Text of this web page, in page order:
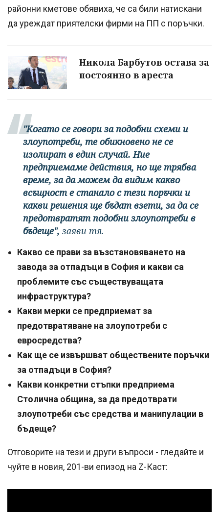
районни кметове обявиха, че са били натискани
да уреждат приятелски фирми на ПП с поръчки.
Никола Барбутов остава за
постоянно в ареста
"Когато се говори за подобни схеми и
злоупотреби, те обикновено не се
изолират в един случай. Ние
предприемаме действия, но ще трябва
време, за да можем да видим какво
всъщност е станало с тези поръчки и
какви решения ще бъдат взети, за да се
предотвратят подобни злоупотреби в
бъдеще", заяви тя.
Какво се прави за възстановяването на
завода за отпадъци в София и какви са
проблемите със съществуващата
инфраструктура?
Какви мерки се предприемат за
предотвратяване на злоупотреби с
евросредства?
Как ще се извършват обществените поръчки
за отпадъци в София?
Какви конкретни стъпки предприема
Столична община, за да предотврати
злоупотреби със средства и манипулации в
бъдеще?
Отговорите на тези и други въпроси - гледайте и
чуйте в новия, 201-ви епизод на Z-Каст: